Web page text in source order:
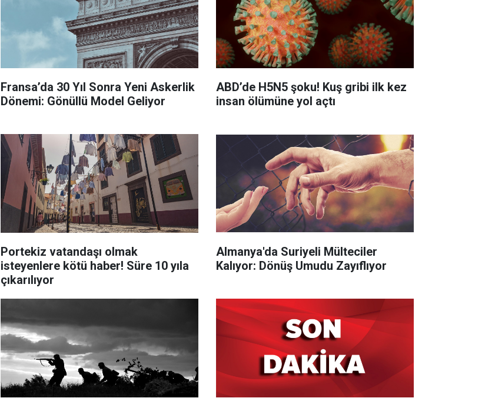
Fransa’da 30 Yıl Sonra Yeni Askerlik
Dönemi: Gönüllü Model Geliyor
ABD’de H5N5 şoku! Kuş gribi ilk kez
insan ölümüne yol açtı
Portekiz vatandaşı olmak
isteyenlere kötü haber! Süre 10 yıla
çıkarılıyor
Almanya'da Suriyeli Mülteciler
Kalıyor: Dönüş Umudu Zayıflıyor